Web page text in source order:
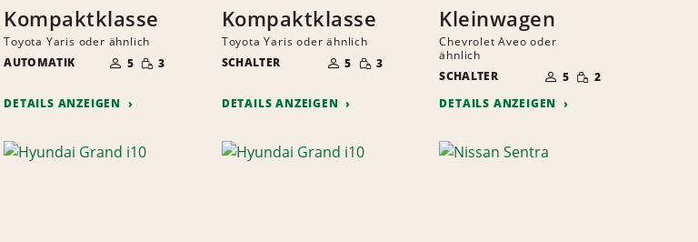
Kompaktklasse
Toyota Yaris oder ähnlich
AUTOMATIK
DER
MITFAHRER
5 GERINGE
MENGE
3
DETAILS ANZEIGEN
Kompaktklasse
Toyota Yaris oder ähnlich
SCHALTER
DER
MITFAHRER
5 GERINGE
MENGE
3
DETAILS ANZEIGEN
Kleinwagen
Chevrolet Aveo oder
ähnlich
SCHALTER
DER
MITFAHRER
5 GERINGE
MENGE
2
DETAILS ANZEIGEN